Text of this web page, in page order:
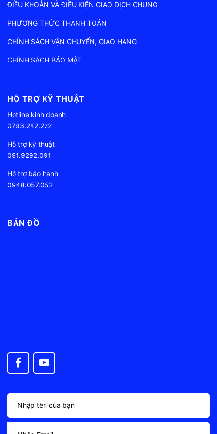
ĐIỀU KHOẢN VÀ ĐIỀU KIỆN GIAO DỊCH CHUNG
PHƯƠNG THỨC THANH TOÁN
CHÍNH SÁCH VẬN CHUYỂN, GIAO HÀNG
CHÍNH SÁCH BẢO MẬT
HỖ TRỢ KỸ THUẬT
Hotline kinh doanh
0793.242.222
Hỗ trợ kỹ thuật
091.9292.091
Hỗ trợ bảo hành
0948.057.052
BẢN ĐỒ